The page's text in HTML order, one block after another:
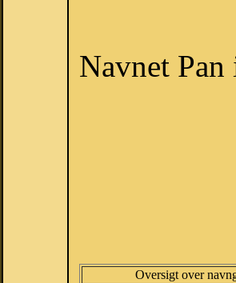
Navnet
Oversigt over